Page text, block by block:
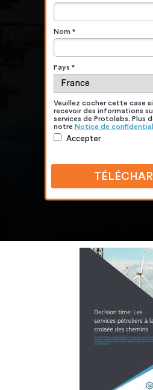
Nom *
Pays *
Veuillez cocher cette case
recevoir des informations
services de Protolabs. Plus
notre Notice de
Accepter